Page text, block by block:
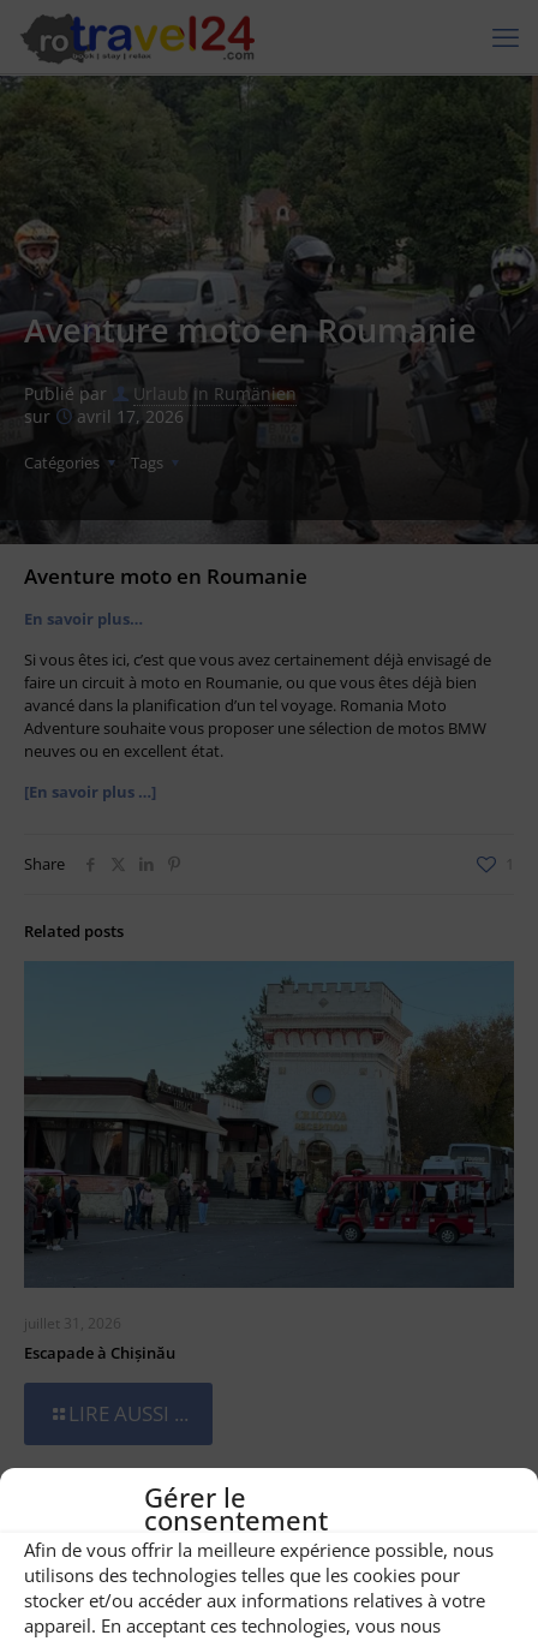
Gérer le
consentement
Afin de vous offrir la meilleure expérience possible, nous
utilisons des technologies telles que les cookies pour
stocker et/ou accéder aux informations relatives à votre
appareil. En acceptant ces technologies, vous nous
Aventure moto en Roumanie
Publié par
Urlaub in Rumänien
sur
avril 17, 2026
Catégories Tags
Aventure moto en Roumanie
En savoir plus…
Si vous êtes ici, c’est que vous avez certainement déjà envisagé de
faire un circuit à moto en Roumanie, ou que vous êtes déjà bien
avancé dans la planification d’un tel voyage. Romania Moto
Adventure souhaite vous proposer une sélection de motos BMW
neuves ou en excellent état.
[En savoir plus …]
Share
Related posts
juillet 31, 2026
Escapade à Chișinău
LIRE AUSSI ...